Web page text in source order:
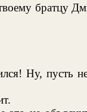
братцу
Ну, пусть